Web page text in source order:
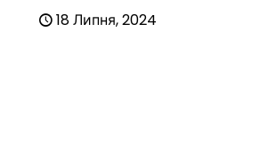
18 Липня, 2024